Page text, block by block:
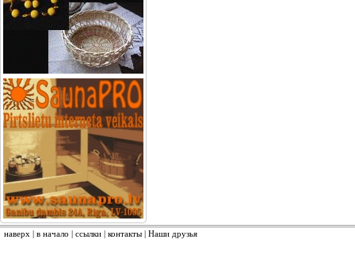
наверх | в начало | ссылки | контакты | Наши друзья